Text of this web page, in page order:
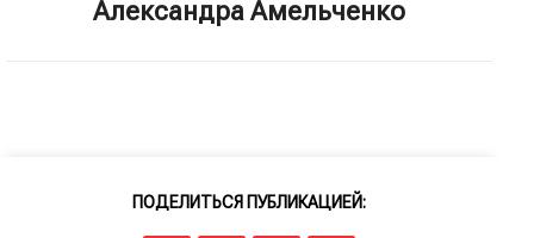
Александра Амельченко
ПОДЕЛИТЬСЯ ПУБЛИКАЦИЕЙ: